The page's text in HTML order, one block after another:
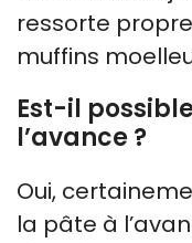
ressorte
muffins
Est-il
l’avance ?
Oui,
la pâte à